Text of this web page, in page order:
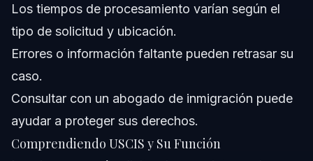
Los tiempos de procesamiento varían según el
tipo de solicitud y ubicación.
Errores o información faltante pueden retrasar su
caso.
Consultar con un abogado de inmigración puede
ayudar a proteger sus derechos.
Comprendiendo USCIS y Su Función